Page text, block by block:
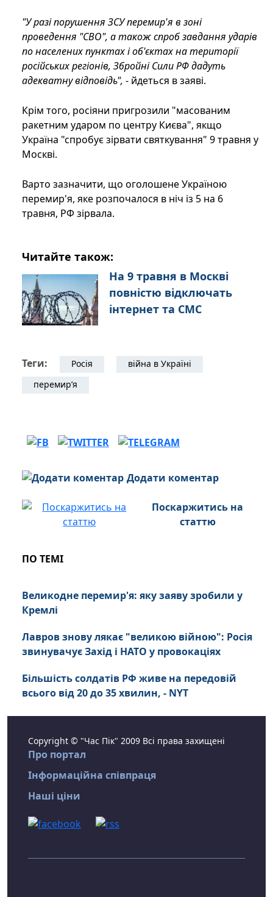
"У разі порушення ЗСУ перемир'я в зоні
проведення "СВО", а також спроб завдання ударів
по населених пунктах і об'єктах на території
російських регіонів, Збройні Сили РФ дадуть
адекватну відповідь", - йдеться в заяві.
Крім того, росіяни пригрозили "масованим
ракетним ударом по центру Києва", якщо
Україна "спробує зірвати святкування" 9 травня у
Москві.
Варто зазначити, що оголошене Україною
перемир'я, яке розпочалося в ніч із 5 на 6
травня, РФ зірвала.
Читайте також:
На 9 травня в Москві
повністю відключать
інтернет та СМС
Теги: Росія
війна в Україні
перемир’я
Додати коментар
Поскаржитись на
статтю
ПО ТЕМІ
Великодне перемир'я: яку заяву зробили у
Кремлі
Лавров знову лякає "великою війною": Росія
звинувачує Захід і НАТО у провокаціях
Більшість солдатів РФ живе на передовій
всього від 20 до 35 хвилин, - NYT
Copyright © "Час Пік" 2009 Всі права захищені
Про портал
Інформаційна співпраця
Наші ціни